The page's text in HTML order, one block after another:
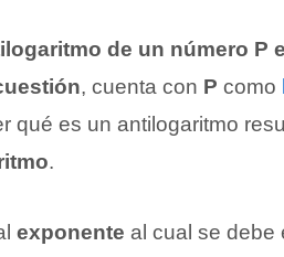
de un número P
, cuenta con P como
qué es un antilogaritmo
.
exponente al cual se debe